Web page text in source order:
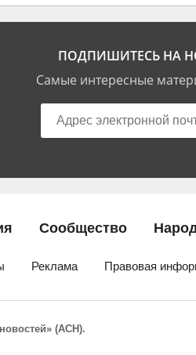
ПОДПИШИТЕСЬ НА
Самые интересные
Сообщество
Реклама Правовая
(АСН).